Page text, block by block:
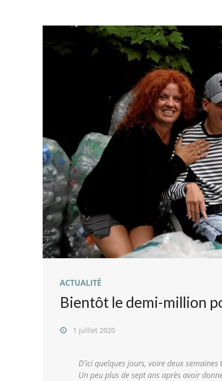
ACTUALITÉ
Bientôt le demi-million
1 juillet 2020
D’ici quelques jours, voire deux
Un peu plus de sept ans après avoir